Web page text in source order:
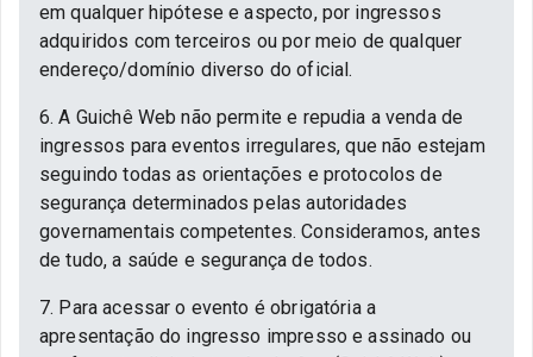
em qualquer hipótese e aspecto, por ingressos
adquiridos com terceiros ou por meio de qualquer
endereço/domínio diverso do oficial.
6. A Guichê Web não permite e repudia a venda de
ingressos para eventos irregulares, que não estejam
seguindo todas as orientações e protocolos de
segurança determinados pelas autoridades
governamentais competentes. Consideramos, antes
de tudo, a saúde e segurança de todos.
7. Para acessar o evento é obrigatória a
apresentação do ingresso impresso e assinado ou